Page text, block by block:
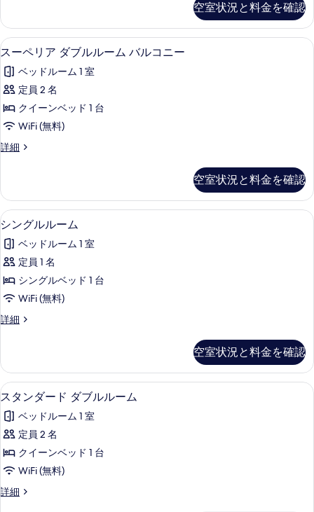
件
の
す
べ
て
の
写
真
を
す
る
ー
ル
ー
の
詳
空室状況と料金を確認
ス
ー
ペ
リ
ア
ブ
ル
ー
ム
バ
ル
コ
ニ
ー
べ
て
の
写
真
を
示
スーペリア ダブルルーム バルコニ
7
スーペリア ダブルルーム バルコニー
ベッドルーム 1 室
定員 2 名
クイーンベッド 1 台
WiFi (無料)
詳細
ス
ア
ダ
ブ
ル
ー
バ
ル
ニ
細
空室状況と料金を確認
シ
ン
グ
ル
ル
ム
す
べ
て
の
写
真
を
表
シングルルーム | 高級寝具、ミニバ
3
シングルルーム
ベッドルーム 1 室
定員 1 名
シングルベッド 1 台
WiFi (無料)
詳細
シ
ル
ー
ム
詳
細
空室状況と料金を確認
ス
タ
ン
ダ
ー
ダ
スタンダード ダブルルーム | 高級寝
4
スタンダード ダブルルーム
ベッドルーム 1 室
定員 2 名
クイーンベッド 1 台
WiFi (無料)
詳細
ス